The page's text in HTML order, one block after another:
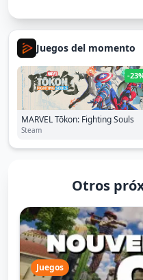
Juegos del momento
-
MARVEL Tōkon: Fighting Souls
Steam
Otros
Juegos